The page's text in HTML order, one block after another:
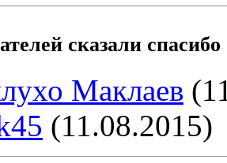
сказали
Маклаев
(11.08.2015)